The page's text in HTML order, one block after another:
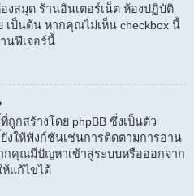
งสมุด ร้านอินเตอร์เน็ต ห้องปฏิบัติ
เป็นต้น หากคุณไม่เห็น checkbox นี้
นฟีเจอร์นี้
กสร้างโดย phpBB ซึ่งเป็นตัว
งให้ฟังก์ชันเช่นการติดตามการอ่าน
กคุณมีปัญหาเข้าสู่ระบบหรือออกจาก
แก้ไขได้